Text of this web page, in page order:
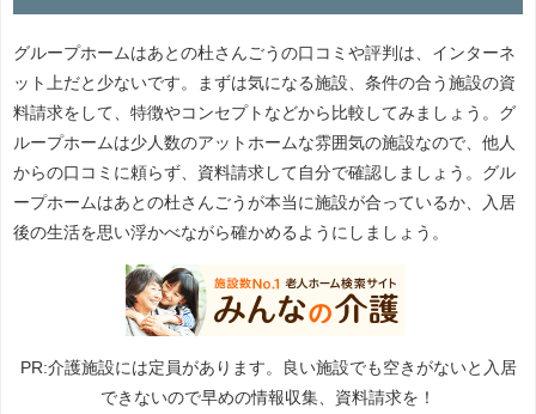
グループホームはあとの杜さんごうの口コミや評判は、インターネ
ット上だと少ないです。まずは気になる施設、条件の合う施設の資
料請求をして、特徴やコンセプトなどから比較してみましょう。グ
ループホームは少人数のアットホームな雰囲気の施設なので、他人
からの口コミに頼らず、資料請求して自分で確認しましょう。グル
ープホームはあとの杜さんごうが本当に施設が合っているか、入居
後の生活を思い浮かべながら確かめるようにしましょう。
PR:介護施設には定員があります。良い施設でも空きがないと入居
できないので早めの情報収集、資料請求を！